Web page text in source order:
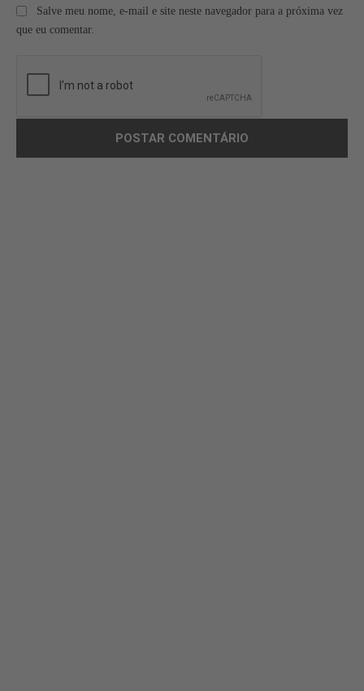
Salve meu nome, e-mail e site neste navegador para a próxima vez
que eu comentar.